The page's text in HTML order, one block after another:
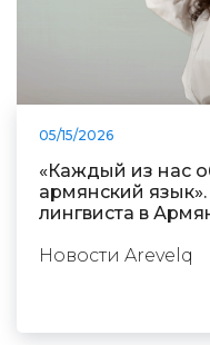
05/15/2026
«Каждый из нас
армянский
лингвиста в
Новости Arevelq